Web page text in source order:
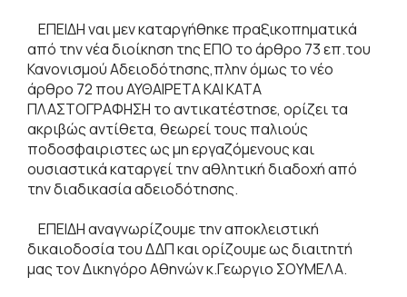
ΕΠΕΙΔΗ ναι μεν καταργήθηκε πραξικοπηματικά
από την νέα διοίκηση της ΕΠΟ το άρθρο 73 επ.του
Κανονισμού Αδειοδότησης,πλην όμως το νέο
άρθρο 72 που ΑΥΘΑΙΡΕΤΑ ΚΑΙ ΚΑΤΑ
ΠΛΑΣΤΟΓΡΑΦΗΣΗ το αντικατέστησε, ορίζει τα
ακριβώς αντίθετα, θεωρεί τους παλιούς
ποδοσφαιριστες ως μη εργαζόμενους και
ουσιαστικά καταργεί την αθλητική διαδοχή από
την διαδικασία αδειοδότησης.
ΕΠΕΙΔΗ αναγνωρίζουμε την αποκλειστική
δικαιοδοσία του ΔΔΠ και ορίζουμε ως διαιτητή
μας τον Δικηγόρο Αθηνών κ.Γεωργιο ΣΟΥΜΕΛΑ.